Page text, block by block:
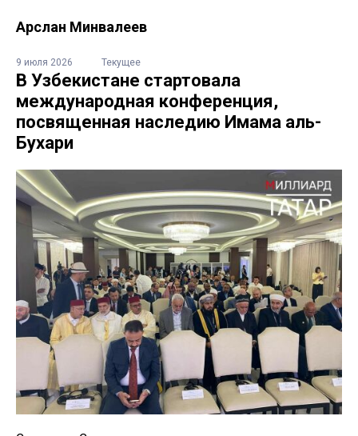
Арслан Минвалеев
9 июля 2026 Текущее
В Узбекистане стартовала
международная конференция,
посвященная наследию Имама аль-
Бухари